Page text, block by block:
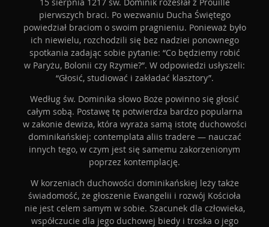
pierwszych braci. Po wezwaniu Ducha Świętego
powiedział braciom o swoim pragnieniu. Ponieważ było
ich niewielu, rozchodzili się bez nadziei ponownego
spotkania zadając sobie pytanie: “Co będziemy robić
w Paryżu, Bolonii czy Rzymie?”. W odpowiedzi usłyszeli:
“Głosić, studiować i zakładać klasztory”.
Według św. Dominika słowo Boże powinno się głosić
całym sobą. Postawę tę potwierdza bardzo popularna
w zakonie dewiza, która wyraża samą istotę duchowości
dominikańskiej: contemplata aliis tradere — nauczać
innych tego, w czym jest się samemu zakorzenionym
poprzez kontemplację.
W korzeniach duchowości dominikańskiej leży także
świadomość, że głoszenie Ewangelii i rozwój Kościoła
nie jest celem samym w sobie. Szacunek dla człowieka,
współczucie dla jego duchowej biedy i troska o jego